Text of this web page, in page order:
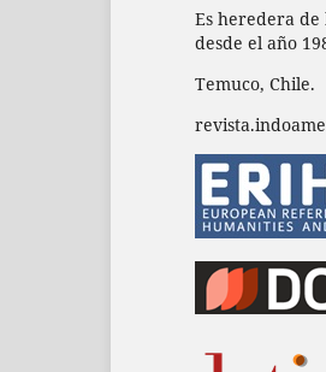
Es heredera
desde el año
Temuco, Chile.